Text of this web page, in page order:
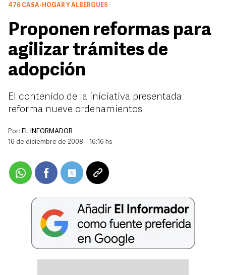
476 CASA-HOGAR Y ALBERGUES
Proponen reformas para
agilizar trámites de
adopción
El contenido de la iniciativa presentada
reforma nueve ordenamientos
Por: EL INFORMADOR
16 de diciembre de 2008 - 16:16 hs